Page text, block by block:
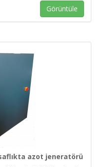
Görüntüle
azot jeneratörü